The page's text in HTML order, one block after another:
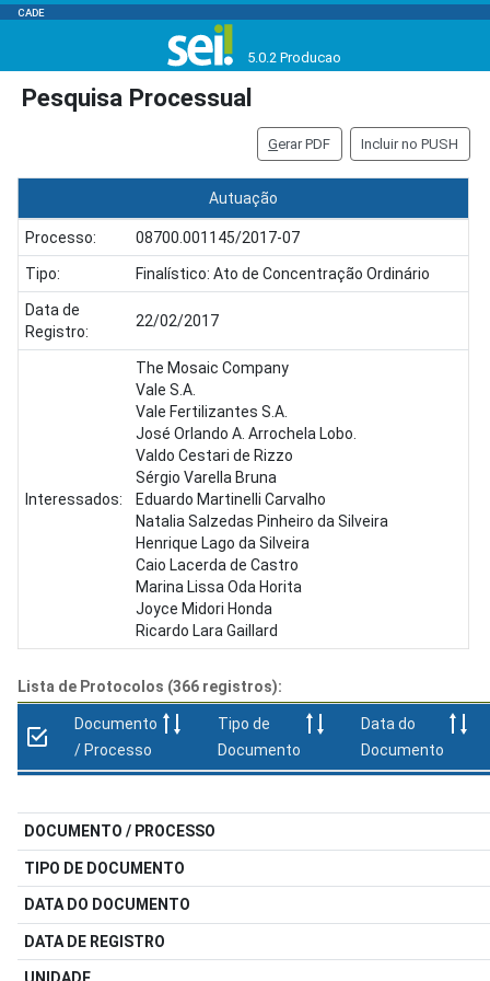
CADE
5.0.2 Producao
Pesquisa Processual
Gerar PDF Incluir no PUSH
Autuação
Processo: 08700.001145/2017-07
Tipo: Finalístico: Ato de Concentração Ordinário
Data de
Registro:
22/02/2017
Interessados:
The Mosaic Company
Vale S.A.
Vale Fertilizantes S.A.
José Orlando A. Arrochela Lobo.
Valdo Cestari de Rizzo
Sérgio Varella Bruna
Eduardo Martinelli Carvalho
Natalia Salzedas Pinheiro da Silveira
Henrique Lago da Silveira
Caio Lacerda de Castro
Marina Lissa Oda Horita
Joyce Midori Honda
Ricardo Lara Gaillard
Lista de Protocolos (366 registros):
Documento
/ Processo
Tipo de
Documento
Data do
Documento